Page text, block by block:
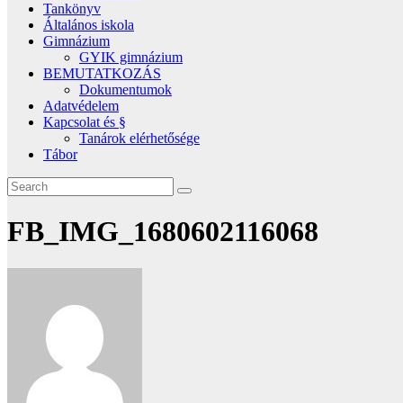
Tankönyv
Általános iskola
Gimnázium
GYIK gimnázium
BEMUTATKOZÁS
Dokumentumok
Adatvédelem
Kapcsolat és §
Tanárok elérhetősége
Tábor
FB_IMG_1680602116068